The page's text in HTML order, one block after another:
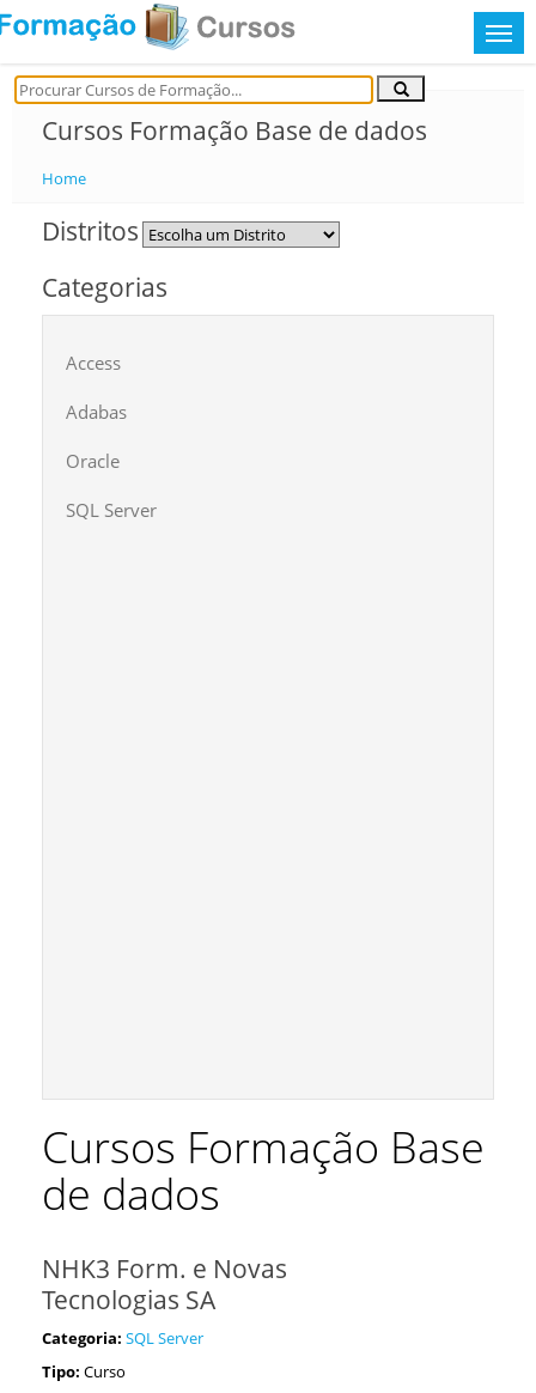
Cursos Formação Base de dados
Home
Distritos
Categorias
Access
Adabas
Oracle
SQL Server
Cursos Formação Base
de dados
NHK3 Form. e Novas
Tecnologias SA
Categoria: SQL Server
Tipo: Curso